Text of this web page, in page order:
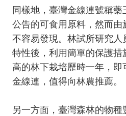
同樣地，臺灣金線連號稱
公告的可食用原料，然而由
不容易發現。林試所研究
特性後，利用簡單的保護措
高的林下栽培歷時一年，
金線連，值得向林農推薦。
另一方面，臺灣森林的物